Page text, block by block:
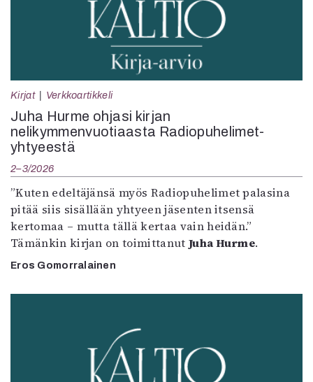
Kirjat Verkkoartikkeli
Juha Hurme ohjasi kirjan
nelikymmenvuotiaasta Radiopuhelimet-
yhtyeestä
2–3/2026
”Kuten edeltäjänsä myös Radiopuhelimet palasina
pitää siis sisällään yhtyeen jäsenten itsensä
kertomaa – mutta tällä kertaa vain heidän.”
Tämänkin kirjan on toimittanut Juha Hurme.
Eros Gomorralainen